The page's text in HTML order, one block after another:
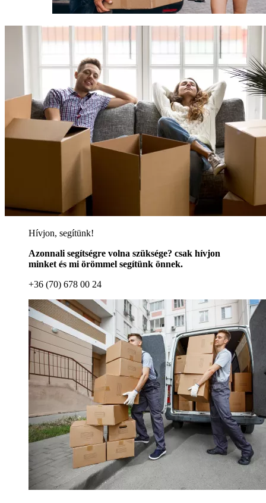
Hívjon, segítünk!
Azonnali segítségre volna szüksége? csak hívjon
minket és mi örömmel segítünk önnek.
+36 (70) 678 00 24